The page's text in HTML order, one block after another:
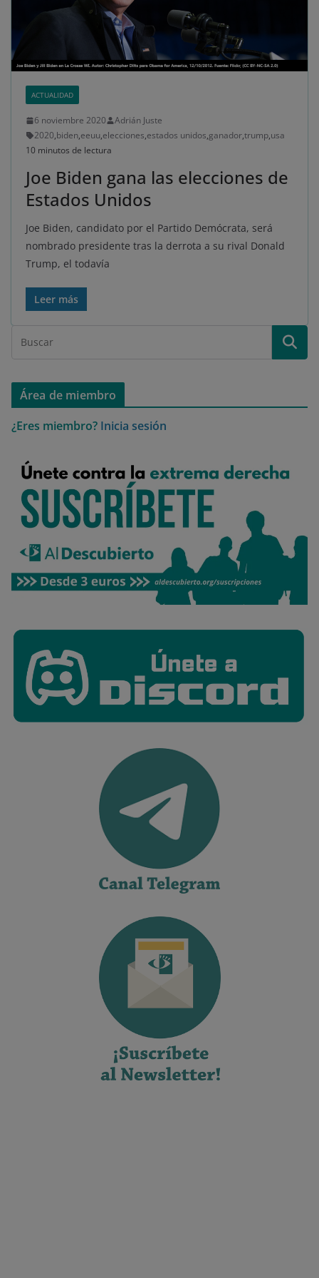
ACTUALIDAD
6 noviembre 2020
Adrián Juste
2020,biden,eeuu,elecciones,estados unidos,ganador,trump,usa
10 minutos de lectura
Joe Biden gana las elecciones de
Estados Unidos
Joe Biden, candidato por el Partido Demócrata, será
nombrado presidente tras la derrota a su rival Donald
Trump, el todavía
Leer más
Área de miembro
¿Eres miembro? Inicia sesión